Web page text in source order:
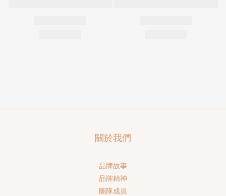
關於我們
品牌故事
品牌精神
團隊成員